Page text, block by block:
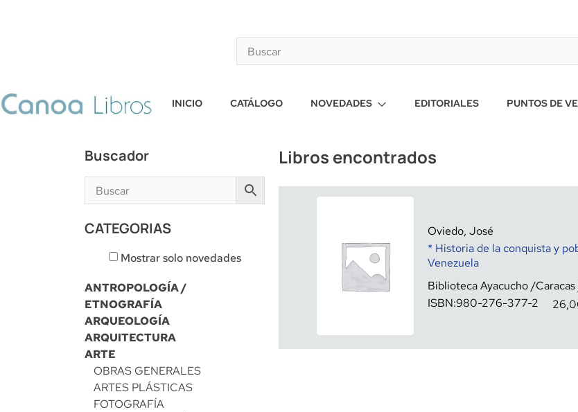
INICIO CATÁLOGO NOVEDADES EDITORIALES PUNTOS DE
Buscador
CATEGORIAS
Mostrar solo novedades
ANTROPOLOGÍA /
ETNOGRAFÍA
ARQUEOLOGÍA
ARQUITECTURA
ARTE
OBRAS GENERALES
ARTES PLÁSTICAS
FOTOGRAFÍA
Libros encontrados
Oviedo, José
* Historia de la conquista y
Venezuela
Biblioteca Ayacucho Caracas
ISBN:980-276-377-2